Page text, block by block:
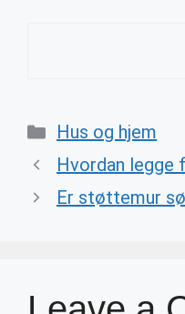
Categories
Hus og hjem
Hvordan legge
Er støttemur